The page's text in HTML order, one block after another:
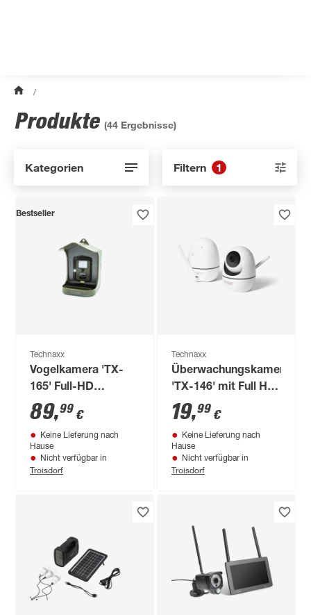
/
Produkte (44 Ergebnisse)
Kategorien Filtern 1
Bestseller
Technaxx
Vogelkamera 'TX-
165' Full-HD
Birdcam inkl.
Futterbehälter
89,99 €
Keine Lieferung nach
Hause
Nicht verfügbar in
Troisdorf
Technaxx
Überwachungskamera
'TX-146' mit Full HD
und WLAN
19,99 €
Keine Lieferung nach
Hause
Nicht verfügbar in
Troisdorf